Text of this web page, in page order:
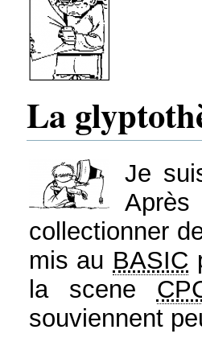
La
Je
collectionner
mis au BASIC
la scene
souviennent